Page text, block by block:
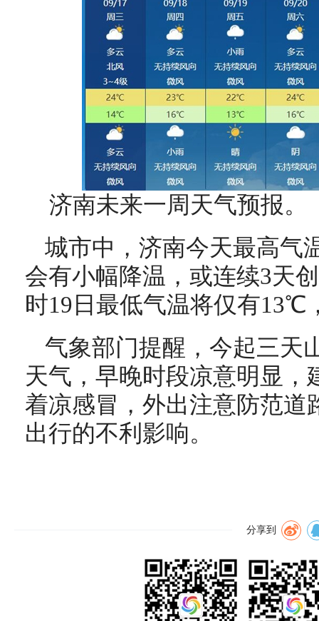
济南未来一周天气预报。
城市中，济南今天最高气
会有小幅降温，或连续3天
时19日最低气温将仅有13℃
气象部门提醒，今起三天
天气，早晚时段凉意明显，
着凉感冒，外出注意防范道
出行的不利影响。
分享到